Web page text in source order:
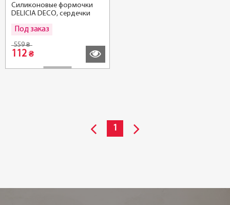
Силиконовые формочки
DELICIA DECO, сердечки
Под заказ
559₴
112₴
1